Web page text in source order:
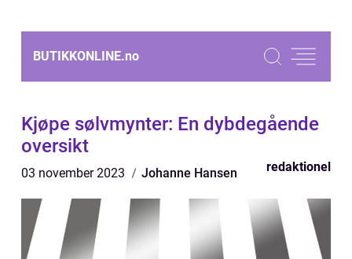
BUTIKKONLINE.no
Kjøpe sølvmynter: En dybdegående
oversikt
03 november 2023 Johanne Hansen redaktionel